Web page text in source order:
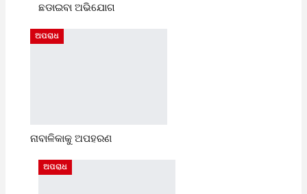
ଛଡାଇବା ଅଭିଯୋଗ
ଅପରାଧ
ନାବାଳିକାକୁ ଅପହରଣ
ଅପରାଧ